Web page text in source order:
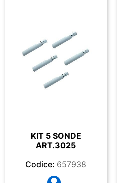
KIT 5 SONDE
ART.3025
Codice: 657938